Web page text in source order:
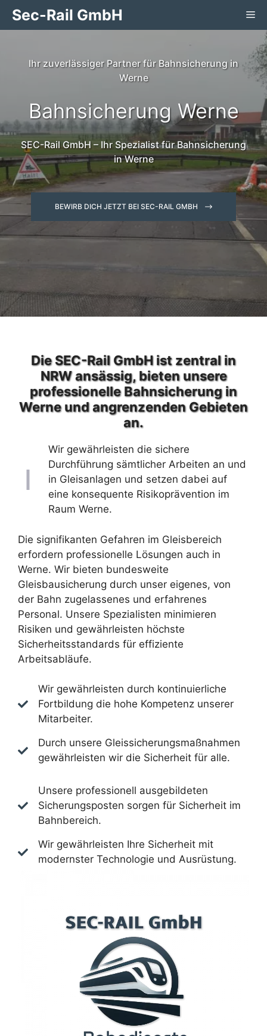
Zum
InhaltSec-Rail GmbH
Ihr zuverlässiger Partner für Bahnsicherung in
Werne
Bahnsicherung Werne
SEC-Rail GmbH – Ihr Spezialist für Bahnsicherung
in Werne
BEWIRB DICH JETZT BEI SEC-RAIL GMBH
Die SEC-Rail GmbH ist zentral in
NRW ansässig, bieten unsere
professionelle Bahnsicherung in
Werne und angrenzenden Gebieten
an.
Wir gewährleisten die sichere
Durchführung sämtlicher Arbeiten an und
in Gleisanlagen und setzen dabei auf
eine konsequente Risikoprävention im
Raum Werne.
Die signifikanten Gefahren im Gleisbereich
erfordern professionelle Lösungen auch in
Werne. Wir bieten bundesweite
Gleisbausicherung durch unser eigenes, von
der Bahn zugelassenes und erfahrenes
Personal. Unsere Spezialisten minimieren
Risiken und gewährleisten höchste
Sicherheitsstandards für effiziente
Arbeitsabläufe.
Wir gewährleisten durch kontinuierliche
Fortbildung die hohe Kompetenz unserer
Mitarbeiter.
Durch unsere Gleissicherungsmaßnahmen
gewährleisten wir die Sicherheit für alle.
Unsere professionell ausgebildeten
Sicherungsposten sorgen für Sicherheit im
Bahnbereich.
Wir gewährleisten Ihre Sicherheit mit
modernster Technologie und Ausrüstung.